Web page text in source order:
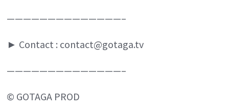
——————————————–
► Contact : contact@gotaga.tv
——————————————–
© GOTAGA PROD